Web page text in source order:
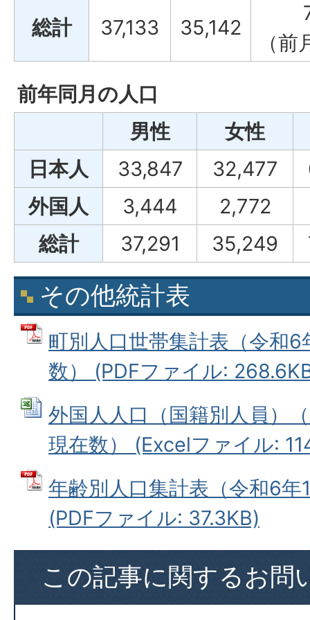
総計 37,133 35,142
（
前年同月の人口
男性
女性
日本人
33,847 32,477
外国人
3,444
2,772
総計
37,291 35,249
その他統計表
町別人口世帯集計表（令和6
数） (PDFファイル:
外国人人口（国籍別人員）
現在数） (Excelファイル:
年齢別人口集計表（令和6年
(PDFファイル: 37.3KB)
この記事に関するお問